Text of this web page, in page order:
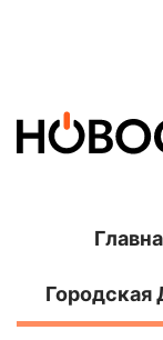
Городская